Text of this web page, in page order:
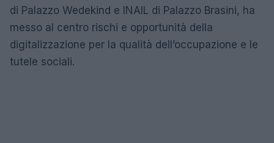
di Palazzo Wedekind e INAIL di Palazzo Brasini, ha
messo al centro rischi e opportunità della
digitalizzazione per la qualità dell’occupazione e le
tutele sociali.